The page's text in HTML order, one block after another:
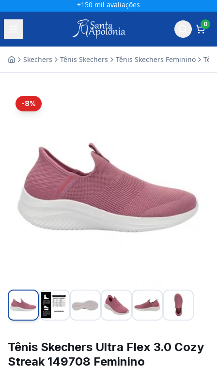
+150 mil avaliações
0
Skechers Tênis Skechers Tênis Skechers Feminino
-8%
Tênis Skechers Ultra Flex 3.0 Cozy
Streak 149708 Feminino